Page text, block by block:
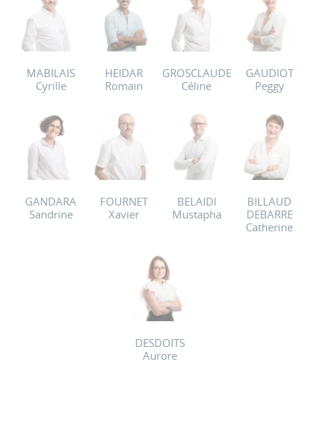
MABILAIS
Cyrille
HEIDAR
Romain
GROSCLAUDE
Céline
GAUDIOT
Peggy
GANDARA
Sandrine
FOURNET
Xavier
BELAIDI
Mustapha
BILLAUD
DEBARRE
Catherine
DESDOITS
Aurore